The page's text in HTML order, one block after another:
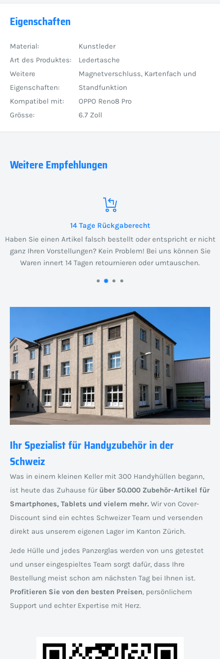
Eigenschaften
Material:
Kunstleder
Art des Produktes:
Ledertasche
Weitere
Eigenschaften:
Magnetverschluss, Kartenfach und
Standfunktion
Kompatibel mit:
OPPO Reno8 Pro
Grösse:
6.7 Zoll
Weitere Empfehlungen
14 Tage Rückgaberecht
Haben Sie einen Artikel falsch bestellt oder entspricht er nicht
ganz Ihren Vorstellungen? Kein Problem! Bei uns können Sie
Waren innert 14 Tagen retournieren oder umtauschen.
Ihr Spezialist für Handyzubehör in der
Schweiz
Was in einem kleinen Keller mit 300 Handyhüllen begann,
ist heute das Zuhause für über 50.000 Zubehör-Artikel für
Smartphones, Tablets und vielem mehr. Wir von Cover-
Discount sind ein echtes Schweizer Team und versenden
direkt aus unserem eigenen Lager im Kanton Zürich.
Jede Hülle und jedes Panzerglas werden von uns getestet
und unser eingespieltes Team sorgt dafür, dass Ihre
Bestellung meist schon am nächsten Tag bei Ihnen ist.
Profitieren Sie von den besten Preisen, persönlichem
Support und echter Expertise mit Herz.